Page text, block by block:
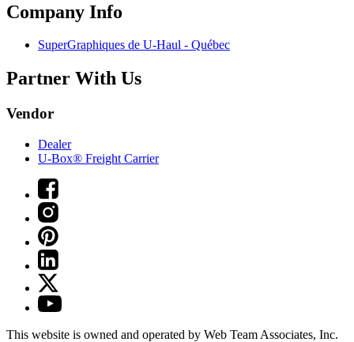
Company Info
SuperGraphiques de U-Haul - Québec
Partner With Us
Vendor
Dealer
U-Box® Freight Carrier
This website is owned and operated by Web Team Associates, Inc.